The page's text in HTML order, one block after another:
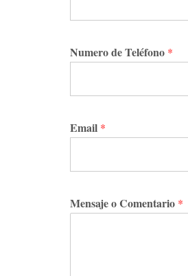
Numero de Teléfono *
Email *
Mensaje o Comentario *